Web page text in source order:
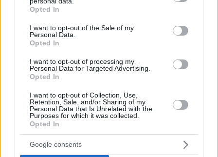
grant or deny consent to Google and its third-party tags to
use your data for below specified purposes in below Google
consent section.
Opted In
I want to opt-out of the Sale of my
Personal Data.
Opted In
I want to opt-out of processing my
Personal Data for Targeted Advertising.
Opted In
I want to opt-out of Collection, Use,
Retention, Sale, and/or Sharing of my
Personal Data that Is Unrelated with the
Purposes for which it was collected.
Opted In
Google consents